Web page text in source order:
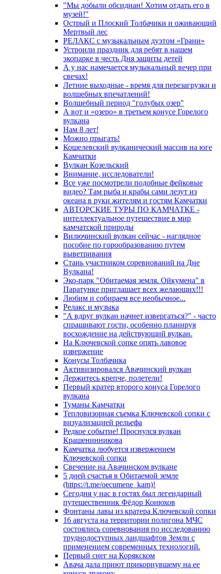
"Мы добыли обсидиан! Хотим отдать его в
музей!"
Острый и Плоский Толбачики и оживающий
Мертвый лес
РЕЛАКС с музыкальным дуэтом «Грани»
Устроили праздник для ребят в нашем
экопарке в честь Дня защиты детей
А у нас намечается музыкальный вечер при
свечах!
Летние выходные - время для перезагрузки и
волшебных впечатлений!
Волшебный период "голубых озер"
А вот и «озеро» в третьем конусе Горелого
вулкана
Нам 8 лет!
Можно прыгать!
Кошелевский вулканический массив на юге
Камчатки
Вулкан Козельский
Внимание, исследователи!
Все уже посмотрели подобные фейковые
видео? Там рыба и крабы сами лезут из
океана в руки жителям и гостям Камчатки
АВТОРСКИЕ ТУРЫ ПО КАМЧАТКЕ -
интеллектуальное путешествие в мир
камчатской природы
Вилючинский вулкан сейчас - наглядное
пособие по горообразованию путем
выветривания
Стань участником соревнований на Дне
Вулкана!
Эко-парк "Обитаемая земля. Ойкумена" в
Паратунке приглашает всех желающих!!!
Любим и собираем все необычное...
Релакс и музыка
"А вдруг вулкан начнет извергаться?" - часто
спрашивают гости, особенно планируя
восхождение на действующий вулкан.
На Ключевской сопке опять лавовое
извержение
Конусы Толбачика
Активизировался Авачинский вулкан
Держитесь крепче, полетели!
Первый кратер второго конуса Горелого
вулкана
Туманы Камчатки
Тепловизорная съемка Ключевской сопки с
визуализацией рельефа
Редкое событие! Проснулся вулкан
Крашенинникова
Камчатка любуется извержением
Ключевской сопки
Свечение на Авачинском вулкане
5 дней счастья в Обитаемой земле
(https://t.me/oecumene_kam)!
Сегодня у нас в гостях был легендарный
путешественник Фёдор Конюхов
Фонтаны лавы из кратера Ключевской сопки
16 августа на территории полигона МЧС
состоялись соревнования по исследованию
труднодоступных ландшафтов Земли с
применением современных технологий.
Первый снег на Корякском
Авача дала приют прикорнувшему на ее